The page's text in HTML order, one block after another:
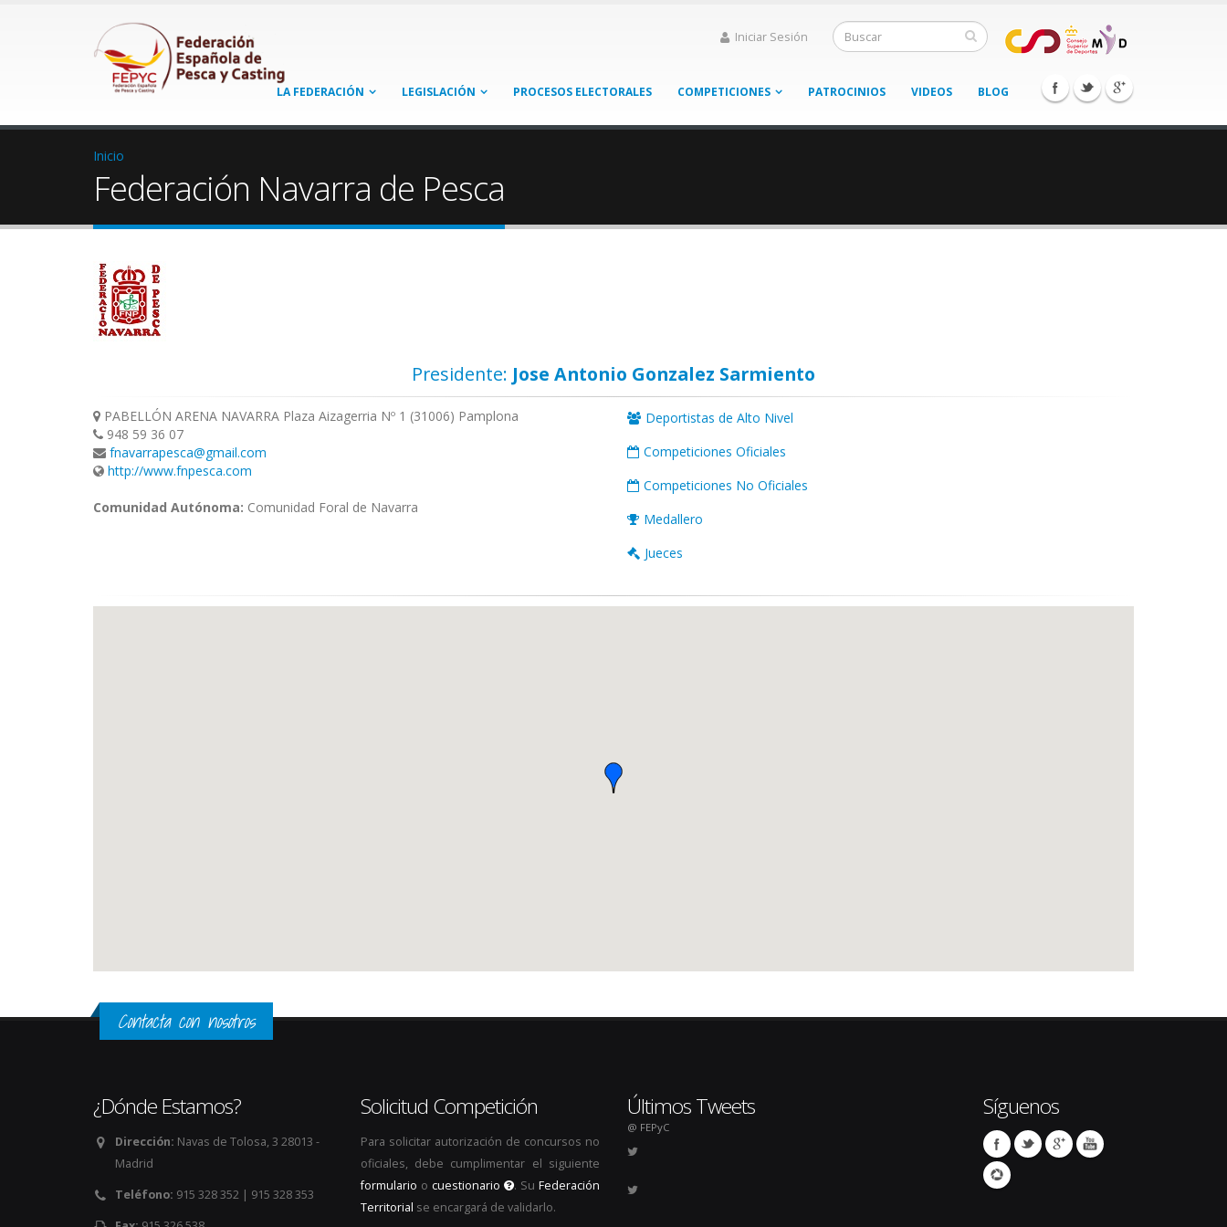
Iniciar Sesión
LA FEDERACIÓN LEGISLACIÓN PROCESOS ELECTORALES COMPETICIONES PATROCINIOS VIDEOS BLOG
Inicio
Federación Navarra de Pesca
Presidente: Jose Antonio Gonzalez Sarmiento
PABELLÓN ARENA NAVARRA Plaza Aizagerria Nº 1 (31006) Pamplona
948 59 36 07
fnavarrapesca@gmail.com
http://www.fnpesca.com
Comunidad Autónoma: Comunidad Foral de Navarra
Deportistas de Alto Nivel
Competiciones Oficiales
Competiciones No Oficiales
Medallero
Jueces
Contacta con nosotros
¿Dónde Estamos?
Dirección: Navas de Tolosa, 3 28013 -
Madrid
Teléfono: 915 328 352 | 915 328 353
Solicitud Competición
Para solicitar autorización de concursos no
oficiales, debe cumplimentar el siguiente
formulario o cuestionario . SuFederación
Territorial se encargará de validarlo.
Últimos Tweets
@ FEPyC
Síguenos